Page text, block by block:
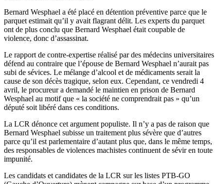
Bernard Wesphael a été placé en détention préventive parce que le
parquet estimait qu’il y avait flagrant délit. Les experts du parquet
ont de plus conclu que Bernard Wesphael était coupable de
violence, donc d’assassinat.
Le rapport de contre-expertise réalisé par des médecins universitaires
défend au contraire que l’épouse de Bernard Wesphael n’aurait pas
subi de sévices. Le mélange d’alcool et de médicaments serait la
cause de son décès tragique, selon eux. Cependant, ce vendredi 4
avril, le procureur a demandé le maintien en prison de Bernard
Wesphael au motif que « la société ne comprendrait pas » qu’un
député soit libéré dans ces conditions.
La LCR dénonce cet argument populiste. Il n’y a pas de raison que
Bernard Wesphael subisse un traitement plus sévère que d’autres
parce qu’il est parlementaire d’autant plus que, dans le même temps,
des responsables de violences machistes continuent de sévir en toute
impunité.
Les candidats et candidates de la LCR sur les listes PTB-GO